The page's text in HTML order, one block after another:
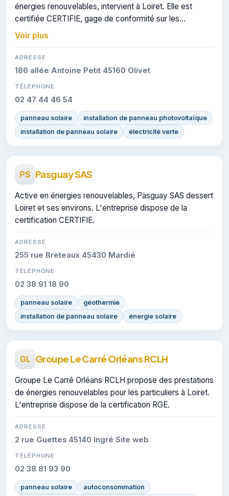
énergies renouvelables, intervient à Loiret. Elle est
certifiée CERTIFIE, gage de conformité sur les
interventions réalisées.
Voir plus
ADRESSE
186 allée Antoine Petit 45160 Olivet
TÉLÉPHONE
02 47 44 46 54
panneau solaire
installation de panneau photovoltaïque
installation de panneau solaire
électricité verte
PS Pasguay SAS
Active en énergies renouvelables, Pasguay SAS dessert
Loiret et ses environs. L'entreprise dispose de la
certification CERTIFIE.
ADRESSE
255 rue Breteaux 45430 Mardié
TÉLÉPHONE
02 38 91 18 90
panneau solaire
géothermie
installation de panneau solaire
énergie solaire
GL Groupe Le Carré Orléans RCLH
Groupe Le Carré Orléans RCLH propose des prestations
de énergies renouvelables pour les particuliers à Loiret.
L'entreprise dispose de la certification RGE.
ADRESSE
2 rue Guettes 45140 Ingré Site web
TÉLÉPHONE
02 38 81 93 90
panneau solaire
autoconsommation